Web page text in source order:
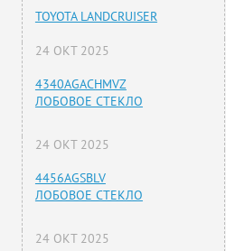
TOYOTA LANDCRUISER
24 ОКТ 2025
4340AGACHMVZ
ЛОБОВОЕ СТЕКЛО
24 ОКТ 2025
4456AGSBLV
ЛОБОВОЕ СТЕКЛО
24 ОКТ 2025